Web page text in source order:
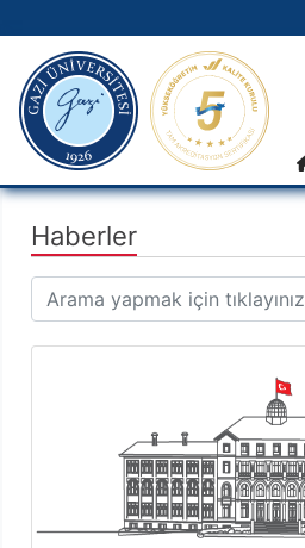
Ana Menü
gazi.edu.tr
Haberler